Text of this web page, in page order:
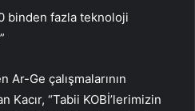
binden fazla teknoloji
Ar-Ge çalışmalarının
Kacır, “Tabii KOBİ’lerimizin